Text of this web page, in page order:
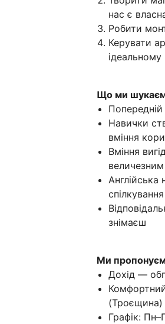
нас є
Робити
Керувати
Що ми
Навички
вміння
Вміння
Англійська
знімаєш
Ми
Дохід —
(Троєщина)
Графік: